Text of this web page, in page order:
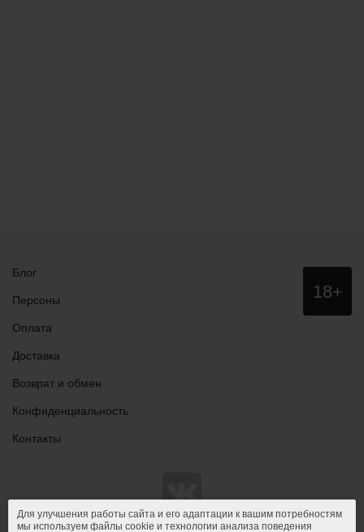
Блог
Персоны
Оплата
Доставка
Возврат и обмен
Конфиденциальность
Контакты
18+
сайт НЕ
для
Для улучшения работы сайта и его адаптации к вашим потребностям
мы используем файлы cookie и технологии анализа поведения